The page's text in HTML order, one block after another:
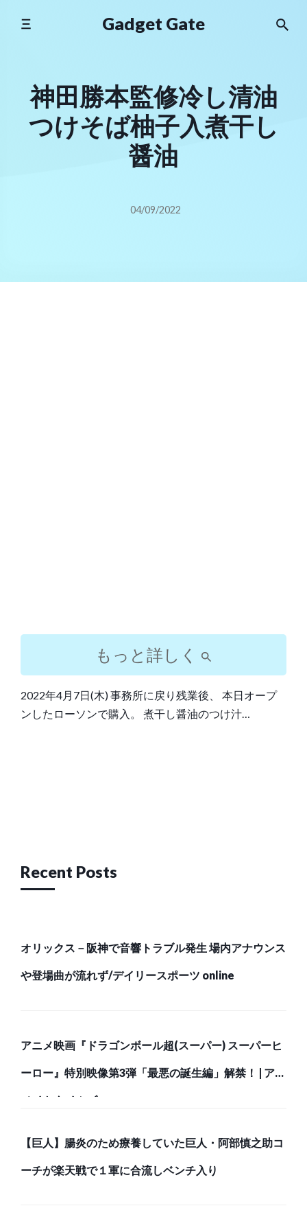
Gadget Gate
神田勝本監修冷し清油
つけそば柚子入煮干し
醤油
04/09/2022
もっと詳しく
2022年4月7日(木) 事務所に戻り残業後、 本日オープ
ンしたローソンで購入。 煮干し醤油のつけ汁…
Recent Posts
オリックス－阪神で音響トラブル発生 場内アナウンス
や登場曲が流れず/デイリースポーツ online
アニメ映画『ドラゴンボール超(スーパー) スーパーヒ
ーロー』特別映像第3弾「最悪の誕生編」解禁！ | アニ
メイトタイムズ
【巨人】腸炎のため療養していた巨人・阿部慎之助コ
ーチが楽天戦で１軍に合流しベンチ入り